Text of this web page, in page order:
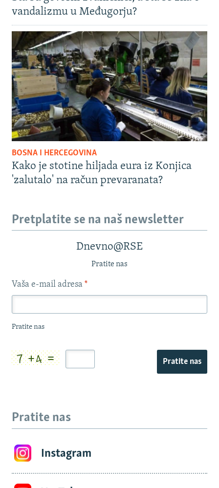
vandalizmu u Međugorju?
BOSNA I HERCEGOVINA
Kako je stotine hiljada eura iz Konjica
'zalutalo' na račun prevaranata?
Pretplatite se na naš newsletter
Dnevno@RSE
Pratite nas
Vaša e-mail adresa *
Pratite nas
Pratite nas
Pratite nas
Instagram